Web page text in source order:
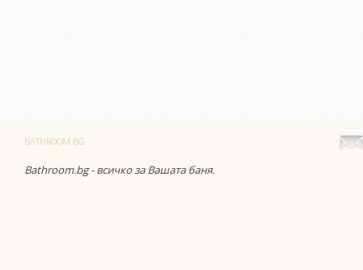
BATHROOM.BG
Bathroom.bg - всичко за Вашата баня.